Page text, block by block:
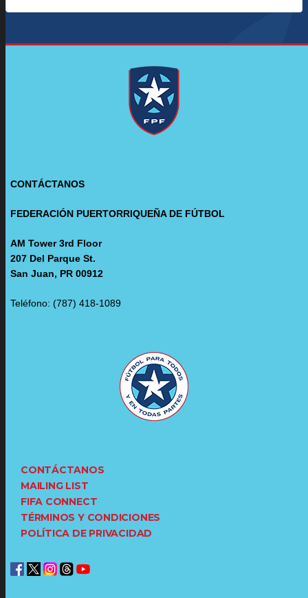
CONTÁCTANOS
FEDERACIÓN PUERTORRIQUEÑA DE FÚTBOL
AM Tower 3rd Floor
207 Del Parque St.
San Juan, PR 00912
Teléfono: (787) 418-1089
CONTÁCTANOS
MAILING LIST
FIFA CONNECT
TÉRMINOS Y CONDICIONES
POLÍTICA DE PRIVACIDAD